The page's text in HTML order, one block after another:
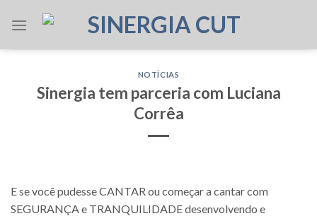
NOTÍCIAS
Sinergia tem parceria com Luciana
Corrêa
E se você pudesse CANTAR ou começar a cantar com
SEGURANÇA e TRANQUILIDADE desenvolvendo e